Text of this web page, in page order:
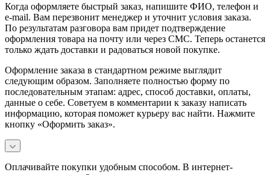
Когда оформляете быстрый заказ, напишите ФИО, телефон и
e-mail. Вам перезвонит менеджер и уточнит условия заказа.
По результатам разговора вам придет подтверждение
оформления товара на почту или через СМС. Теперь останется
только ждать доставки и радоваться новой покупке.
Оформление заказа в стандартном режиме выглядит
следующим образом. Заполняете полностью форму по
последовательным этапам: адрес, способ доставки, оплаты,
данные о себе. Советуем в комментарии к заказу написать
информацию, которая поможет курьеру вас найти. Нажмите
кнопку «Оформить заказ».
Оплачивайте покупки удобным способом. В интернет-